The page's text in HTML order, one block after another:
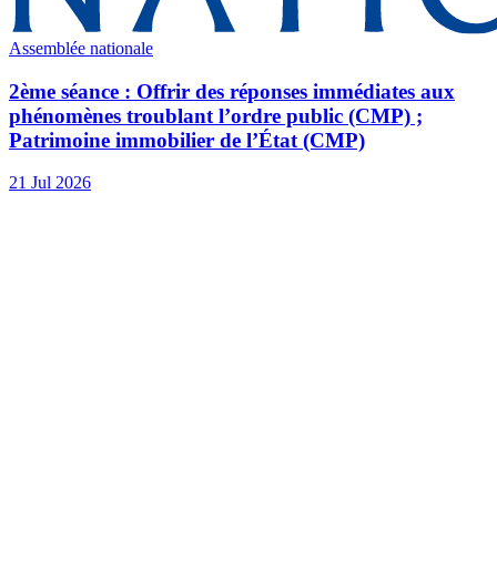
Assemblée nationale
2ème séance : Offrir des réponses immédiates aux
phénomènes troublant l’ordre public (CMP) ;
Patrimoine immobilier de l’État (CMP)
21 Jul 2026